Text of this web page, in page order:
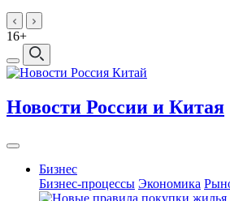
16+
Новости России и Китая
Бизнес
Бизнес-процессы Экономика